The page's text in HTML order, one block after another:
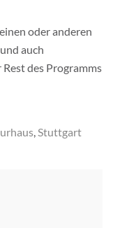
oder anderen
auch
des Programms
Stuttgart